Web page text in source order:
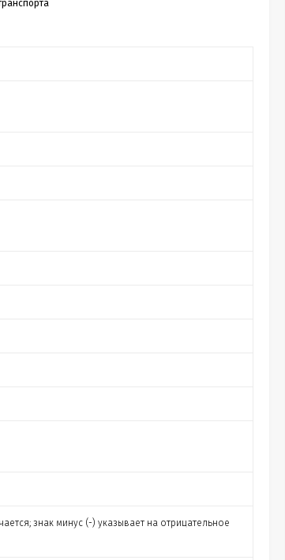
знак минус (-) указывает на отрицательное